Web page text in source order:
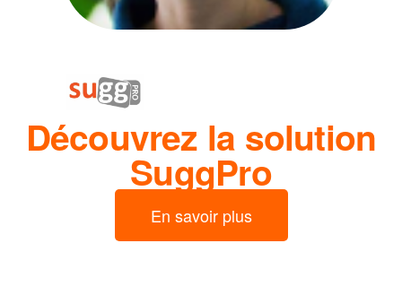
Découvrez la solution
SuggPro
En savoir plus